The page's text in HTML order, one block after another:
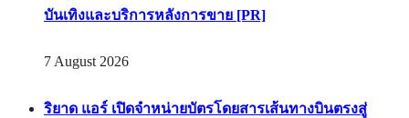
บันเทิงและบริการหลังการขาย [PR]
7 August 2026
ริยาด แอร์ เปิดจำหน่ายบัตรโดยสารเส้นทางบินตรงสู่